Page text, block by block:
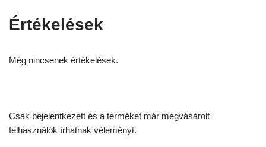
Értékelések
Még nincsenek értékelések.
Csak bejelentkezett és a terméket már megvásárolt
felhasználók írhatnak véleményt.